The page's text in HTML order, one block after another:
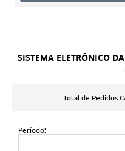
SISTEMA ELETRÔNICO
Total de Pedidos
Período: